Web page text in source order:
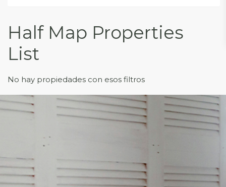
Half Map Properties
List
No hay propiedades con esos filtros